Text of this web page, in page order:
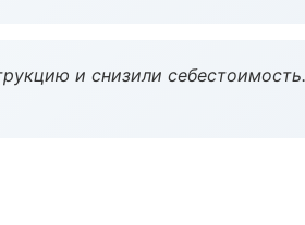
и снизили себестоимость.